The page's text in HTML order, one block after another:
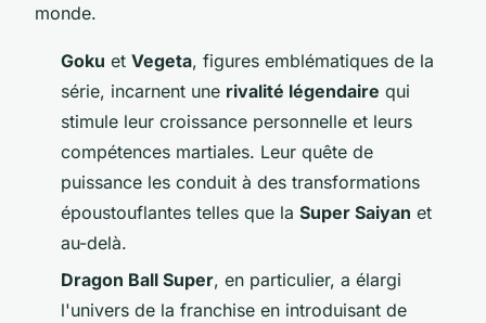
monde.
Goku et Vegeta, figures emblématiques de la
série, incarnent une rivalité légendaire qui
stimule leur croissance personnelle et leurs
compétences martiales. Leur quête de
puissance les conduit à des transformations
époustouflantes telles que la Super Saiyan et
au-delà.
Dragon Ball Super, en particulier, a élargi
l'univers de la franchise en introduisant de